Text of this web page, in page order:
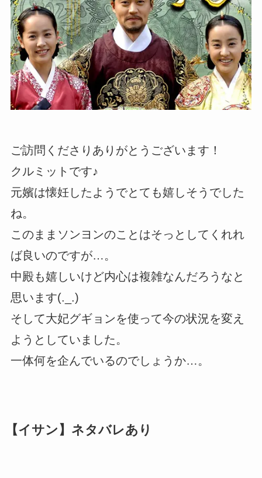
ご訪問くださりありがとうございます！
クルミットです♪
元嬪は懐妊したようでとても嬉しそうでした
ね。
このままソンヨンのことはそっとしてくれれ
ば良いのですが…。
中殿も嬉しいけど内心は複雑なんだろうなと
思います(._.)
そして大妃グギョンを使って今の状況を変え
ようとしていました。
一体何を企んでいるのでしょうか…。
【イサン】ネタバレあり